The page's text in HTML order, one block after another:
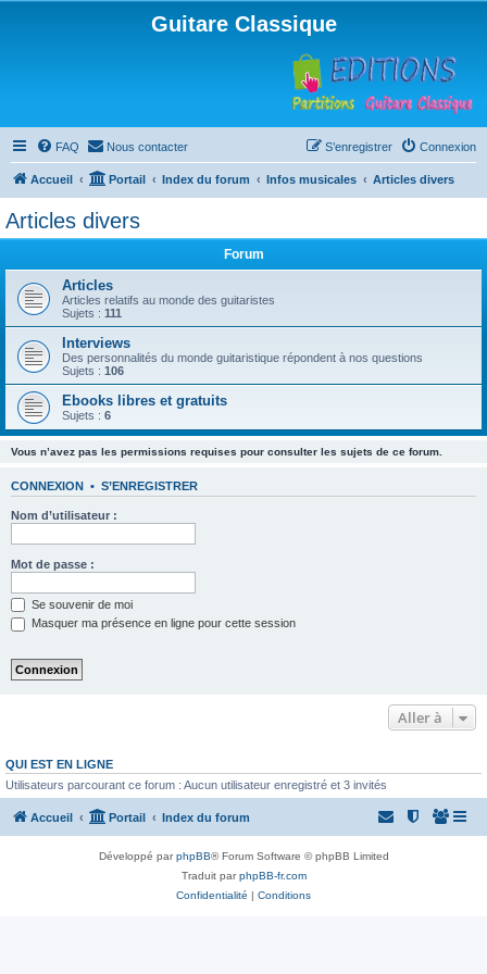
Guitare Classique
FAQ Nous contacter Connexion
S’enregistrer
Accueil Portail Index du forum Infos musicales Articles divers
Articles divers
Forum
Articles
Articles relatifs au monde des guitaristes
Sujets : 111
Interviews
Des personnalités du monde guitaristique répondent à nos questions
Sujets : 106
Ebooks libres et gratuits
Sujets : 6
Vous n’avez pas les permissions requises pour consulter les sujets de ce forum.
CONNEXION • S’ENREGISTRER
Nom d’utilisateur :
Mot de passe :
Se souvenir de moi
Masquer ma présence en ligne pour cette session
Aller à
QUI EST EN LIGNE
Utilisateurs parcourant ce forum : Aucun utilisateur enregistré et 3 invités
Accueil Portail Index du forum
Développé parphpBB® Forum Software © phpBB Limited
Traduit parphpBB-fr.com
Confidentialité | Conditions